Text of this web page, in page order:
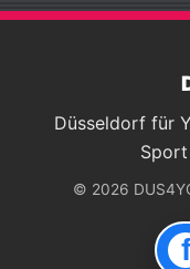
Düsseldorf für
© 2026
f